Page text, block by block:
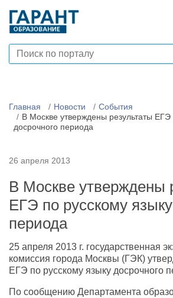
Главная Новости
События
В Москве утверждены результаты ЕГЭ
досрочного периода
26 апреля 2013
В Москве утверждены
ЕГЭ по русскому
периода
25 апреля 2013 г. государственная
комиссия города Москвы (ГЭК)
ЕГЭ по русскому языку досрочного
По сообщению Департамента